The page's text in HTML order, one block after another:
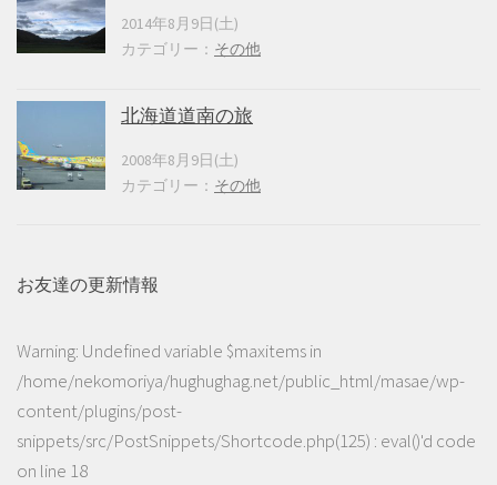
2014年8月9日(土)
カテゴリー： その他
北海道道南の旅
2008年8月9日(土)
カテゴリー： その他
お友達の更新情報
Warning: Undefined variable $maxitems in
/home/nekomoriya/hughughag.net/public_html/masae/wp-
content/plugins/post-
snippets/src/PostSnippets/Shortcode.php(125) : eval()'d code
on line 18